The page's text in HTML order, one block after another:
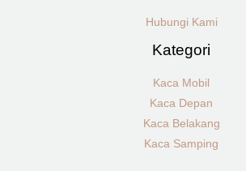
Hubungi Kami
Kategori
Kaca Mobil
Kaca Depan
Kaca Belakang
Kaca Samping